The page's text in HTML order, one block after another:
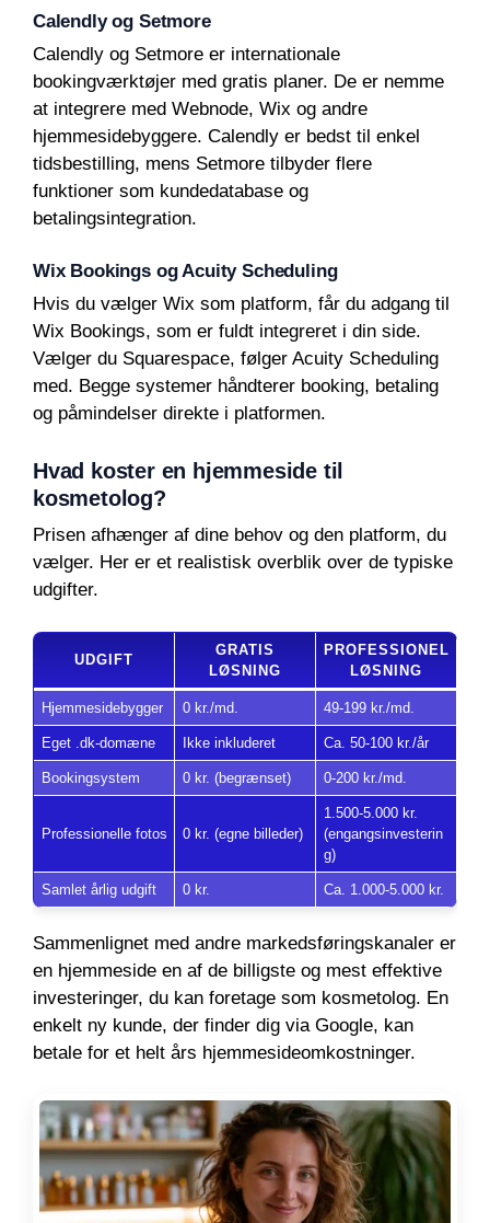
Calendly og Setmore
Calendly og Setmore er internationale
bookingværktøjer med gratis planer. De er nemme
at integrere med Webnode, Wix og andre
hjemmesidebyggere. Calendly er bedst til enkel
tidsbestilling, mens Setmore tilbyder flere
funktioner som kundedatabase og
betalingsintegration.
Wix Bookings og Acuity Scheduling
Hvis du vælger Wix som platform, får du adgang til
Wix Bookings, som er fuldt integreret i din side.
Vælger du Squarespace, følger Acuity Scheduling
med. Begge systemer håndterer booking, betaling
og påmindelser direkte i platformen.
Hvad koster en hjemmeside til
kosmetolog?
Prisen afhænger af dine behov og den platform, du
vælger. Her er et realistisk overblik over de typiske
udgifter.
UDGIFT
GRATIS
LØSNING
PROFESSIONEL
LØSNING
Hjemmesidebygger 0 kr./md. 49-199 kr./md.
Eget .dk-domæne Ikke inkluderet Ca. 50-100 kr./år
Bookingsystem 0 kr. (begrænset) 0-200 kr./md.
Professionelle fotos 0 kr. (egne billeder)
1.500-5.000 kr.
(engangsinvesterin
g)
Samlet årlig udgift 0 kr. Ca. 1.000-5.000 kr.
Sammenlignet med andre markedsføringskanaler er
en hjemmeside en af de billigste og mest effektive
investeringer, du kan foretage som kosmetolog. En
enkelt ny kunde, der finder dig via Google, kan
betale for et helt års hjemmesideomkostninger.